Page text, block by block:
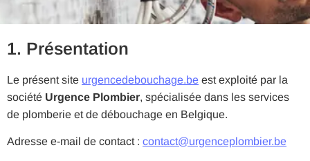
1. Présentation
Le présent site urgencedebouchage.be est exploité par la
société Urgence Plombier, spécialisée dans les services
de plomberie et de débouchage en Belgique.
Adresse e-mail de contact : contact@urgenceplombier.be